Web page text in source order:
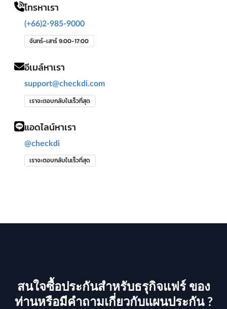
โทรหาเรา
(+66)2-985-9000
จันทร์-เสาร์ 9:00-17:00
อีเมล์หาเรา
support@checkdi.com
เราจะตอบกลับในเร็วที่สุด
แอดไลน์หาเรา
@checkdi
เราจะตอบกลับในเร็วที่สุด
สนใจซื้อประกันสำหรับธรุกิจแฟร์ ของ
ท่านหรือมีคำถามเกี่ยวกับแผนประกัน ?